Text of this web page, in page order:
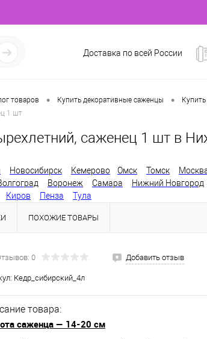
Доставка по всей России
товаров • Купить декоративные саженцы •
1 шт
саженец 1 шт в
Новосибирск Кемерово Омск Томск
Воронеж Самара Нижний Новгород
Киров Пенза Тула
ПОХОЖИЕ ТОВАРЫ
0 Добавить отзыв
Кедр_сибирский_4л
товара:
саженца — 14-20 см